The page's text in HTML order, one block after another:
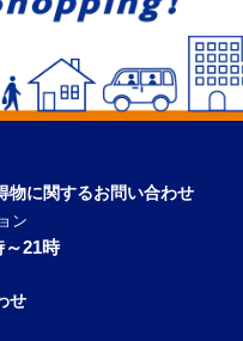
物に関するお問い合わせ
ン
～21時
せ